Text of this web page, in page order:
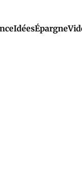
IdéesÉpargne